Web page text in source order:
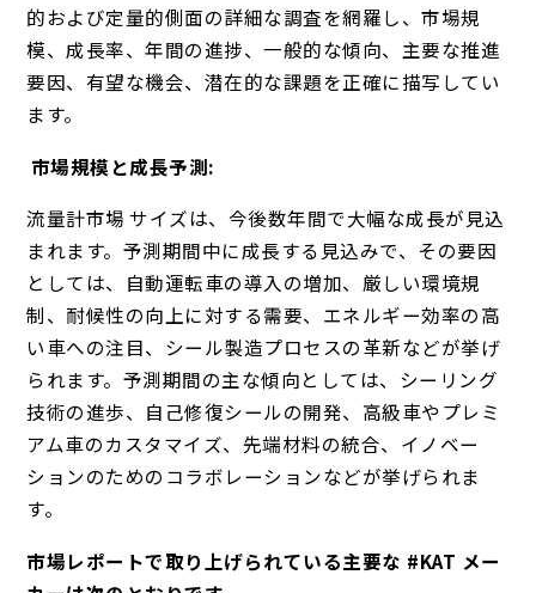
的および定量的側面の詳細な調査を網羅し、市場規
模、成長率、年間の進捗、一般的な傾向、主要な推進
要因、有望な機会、潜在的な課題を正確に描写してい
ます。
市場規模と成長予測:
流量計市場 サイズは、今後数年間で大幅な成長が見込
まれます。予測期間中に成長する見込みで、その要因
としては、自動運転車の導入の増加、厳しい環境規
制、耐候性の向上に対する需要、エネルギー効率の高
い車への注目、シール製造プロセスの革新などが挙げ
られます。予測期間の主な傾向としては、シーリング
技術の進歩、自己修復シールの開発、高級車やプレミ
アム車のカスタマイズ、先端材料の統合、イノベー
ションのためのコラボレーションなどが挙げられま
す。
市場レポートで取り上げられている主要な #KAT メー